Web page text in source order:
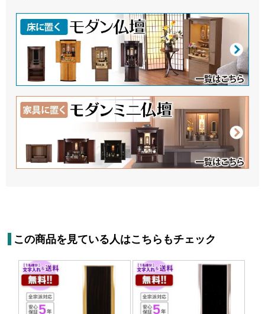
この商品を見ている人はこちらもチェック